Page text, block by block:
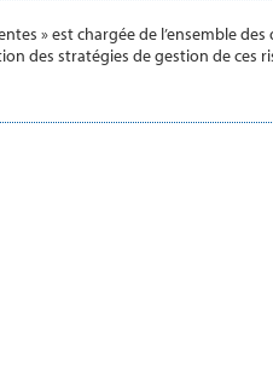
» est chargée de l’ensemble
des stratégies de gestion de ces